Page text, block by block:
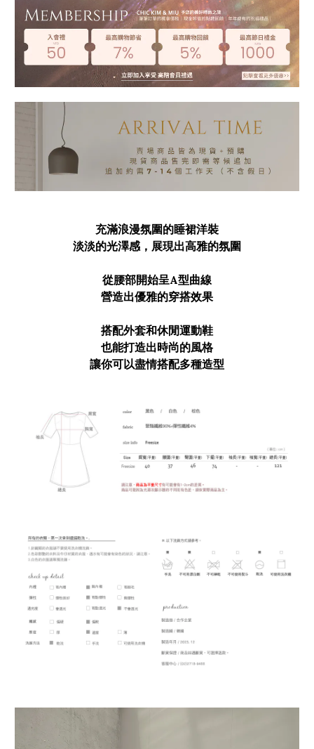
充滿浪漫氛圍的睡裙洋裝
淡淡的光澤感，展現出高雅的氛圍
從腰部開始呈A型曲線
營造出優雅的穿搭效果
搭配外套和休閒運動鞋
也能打造出時尚的風格
讓你可以盡情搭配多種造型